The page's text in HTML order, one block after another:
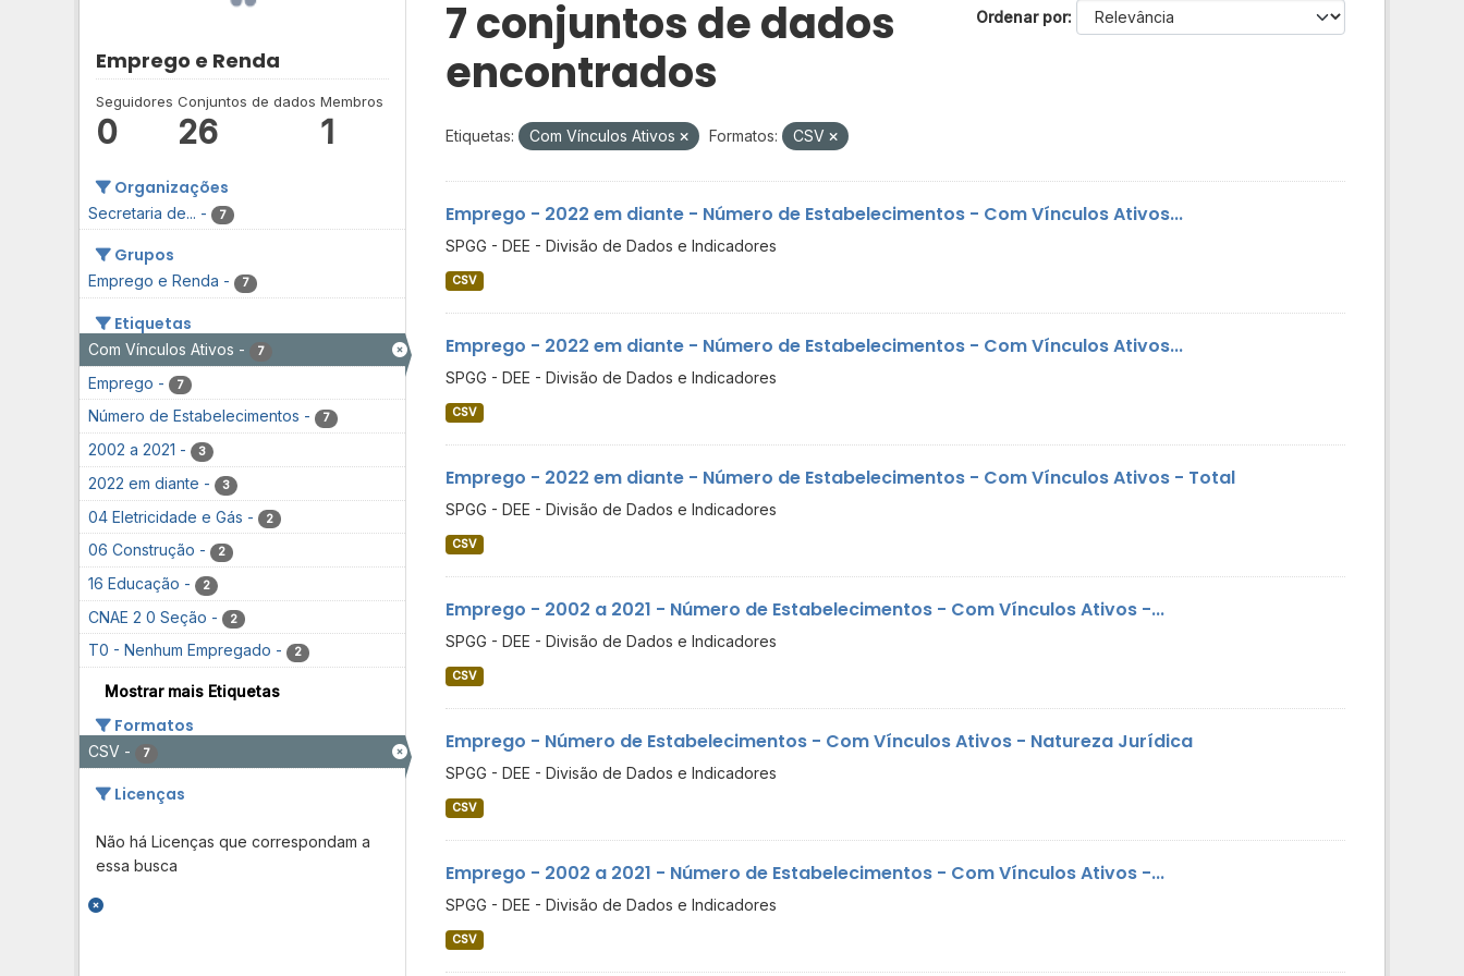
Emprego e Renda
Seguidores
0
Conjuntos de dados
26
Membros
1
Organizações
Secretaria de... - 7
Grupos
Emprego e Renda - 7
Etiquetas
Com Vínculos Ativos - 7
Emprego - 7
Número de Estabelecimentos - 7
2002 a 2021 - 3
2022 em diante - 3
04 Eletricidade e Gás - 2
06 Construção - 2
16 Educação - 2
CNAE 2 0 Seção - 2
T0 - Nenhum Empregado - 2
Mostrar mais Etiquetas
Formatos
CSV - 7
Licenças
Não há Licenças que correspondam a
essa busca
Ordenar por
7 conjuntos de dados
encontrados
Etiquetas: Com Vínculos Ativos Formatos: CSV
Emprego - 2022 em diante - Número de Estabelecimentos - Com Vínculos Ativos...
SPGG - DEE - Divisão de Dados e Indicadores
CSV
Emprego - 2022 em diante - Número de Estabelecimentos - Com Vínculos Ativos...
SPGG - DEE - Divisão de Dados e Indicadores
CSV
Emprego - 2022 em diante - Número de Estabelecimentos - Com Vínculos Ativos - Total
SPGG - DEE - Divisão de Dados e Indicadores
CSV
Emprego - 2002 a 2021 - Número de Estabelecimentos - Com Vínculos Ativos -...
SPGG - DEE - Divisão de Dados e Indicadores
CSV
Emprego - Número de Estabelecimentos - Com Vínculos Ativos - Natureza Jurídica
SPGG - DEE - Divisão de Dados e Indicadores
CSV
Emprego - 2002 a 2021 - Número de Estabelecimentos - Com Vínculos Ativos -...
SPGG - DEE - Divisão de Dados e Indicadores
CSV